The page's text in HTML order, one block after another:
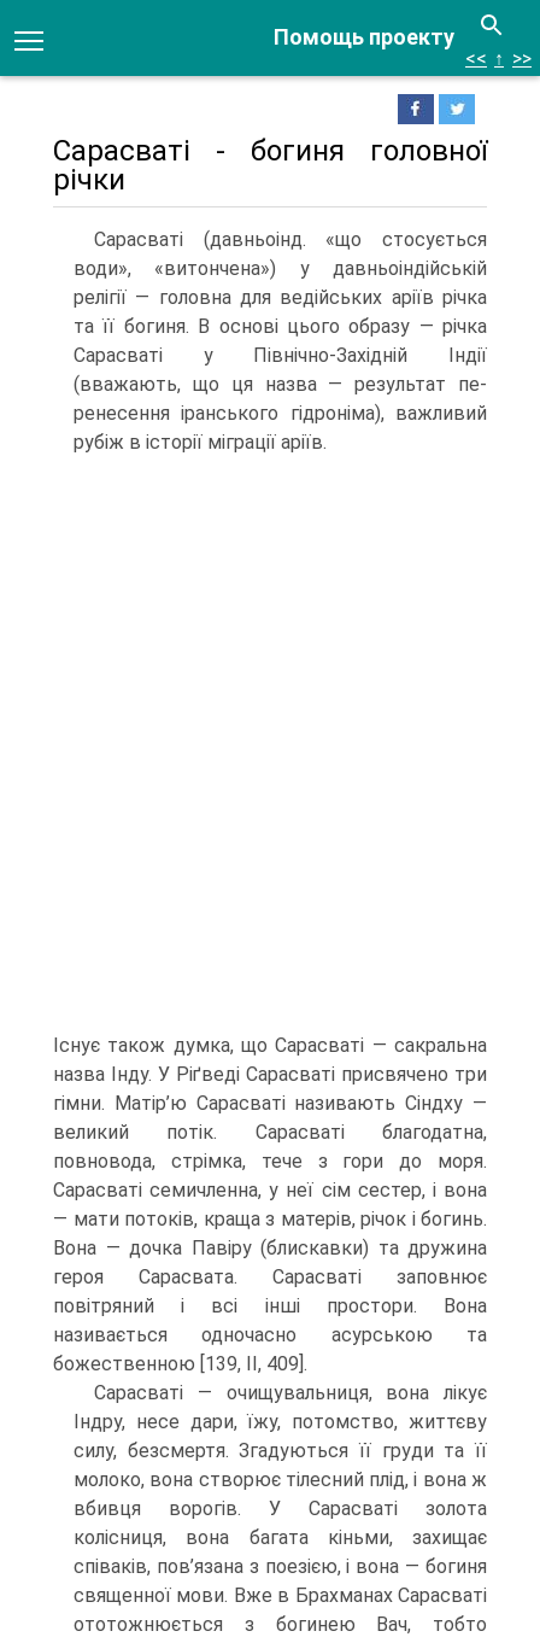
Помощь проекту
<< ↑ >>
Сарасваті - богиня головної
річки
Сарасваті (давньоінд. «що стосується
води», «витончена») у давньоіндійській
релігії — головна для ведійських аріїв річка
та її богиня. В основі цього образу — річка
Сарасваті у Північно-Західній Індії
(вважають, що ця назва — результат пе­
ренесення іранського гідроніма), важливий
рубіж в історії міграції аріїв.
Існує також думка, що Сарасваті — сакральна
назва Інду. У Ріґведі Сарасваті присвячено три
гімни. Матір’ю Сарасваті називають Сіндху —
великий потік. Сарасваті бла­годатна,
повновода, стрімка, тече з гори до моря.
Сарасваті семичленна, у неї сім сестер, і вона
— мати потоків, краща з матерів, річок і богинь.
Вона — дочка Павіру (блискавки) та дружина
героя Сарасвата. Сарасваті заповнює
повітряний і всі інші простори. Вона
називається одночасно асурською та
божественною [139, II, 409].
Сарасваті — очищувальниця, вона лікує
Індру, несе дари, їжу, потомство, життєву
силу, безсмертя. Згадуються її груди та її
молоко, вона створює тілесний плід, і вона ж
вбивця ворогів. У Сарасваті золота
колісниця, вона багата кіньми, захищає
співаків, пов’язана з поезією, і вона — богиня
священної мови. Вже в Брах­манах Сарасваті
ототожнюється з богинею Вач, тобто